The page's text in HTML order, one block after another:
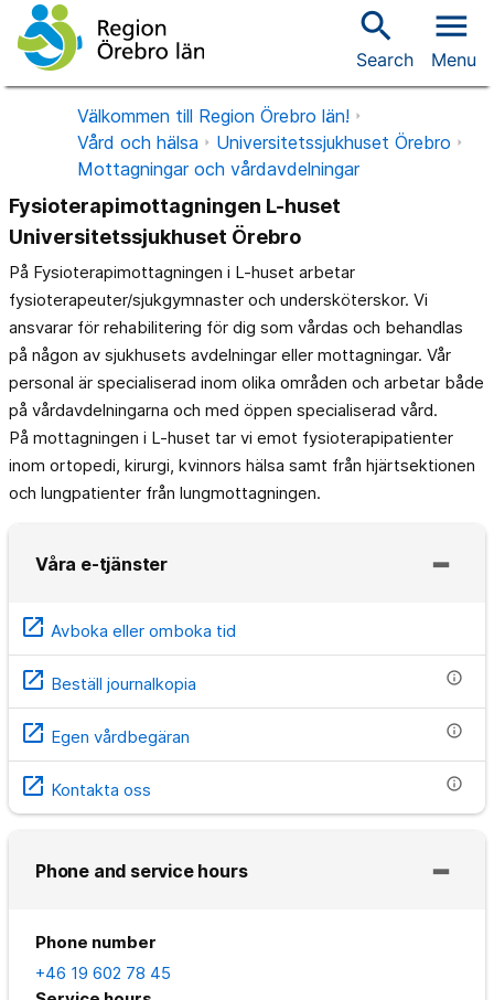
search
Search
menu
Menu
Välkommen till Region Örebro län!
Vård och hälsa
Universitetssjukhuset Örebro
Mottagningar och vårdavdelningar
Fysioterapimottagningen L-huset
Universitetssjukhuset Örebro
På Fysioterapimottagningen i L-huset arbetar
fysioterapeuter/sjukgymnaster och undersköterskor. Vi
ansvarar för rehabilitering för dig som vårdas och behandlas
på någon av sjukhusets avdelningar eller mottagningar. Vår
personal är specialiserad inom olika områden och arbetar både
på vårdavdelningarna och med öppen specialiserad vård.
På mottagningen i L-huset tar vi emot fysioterapipatienter
inom ortopedi, kirurgi, kvinnors hälsa samt från hjärtsektionen
och lungpatienter från lungmottagningen.
Våra e-tjänster
open_in_new Avboka eller omboka tid
open_in_new Beställ journalkopia info
open_in_new Egen vårdbegäran info
open_in_new Kontakta oss info
Phone and service hours
Phone number
+46 19 602 78 45